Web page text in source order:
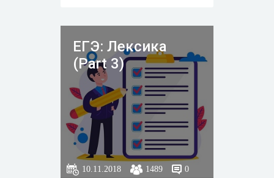
ЕГЭ: Лексика
(Part 3)
10.11.2018 1489 0